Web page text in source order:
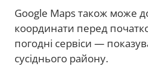
Google Maps також може
координати перед
погодні сервіси —
сусіднього району.